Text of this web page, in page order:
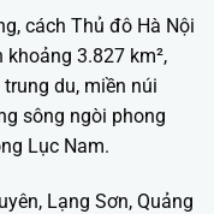
cách Thủ đô Hà Nội
3.827 km²,
du, miền núi
sông ngòi phong
Lục Nam.
Lạng Sơn, Quảng